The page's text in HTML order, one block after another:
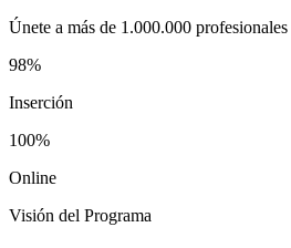
Únete a más de 1.000.000 profesionales
98%
Inserción
100%
Online
Visión del Programa